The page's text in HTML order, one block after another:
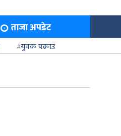
ताजा अपडेट
युवक पक्राउ